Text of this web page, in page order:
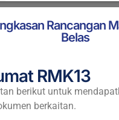
Rancangan
Belas
RMK13
berikut untuk
berkaitan.